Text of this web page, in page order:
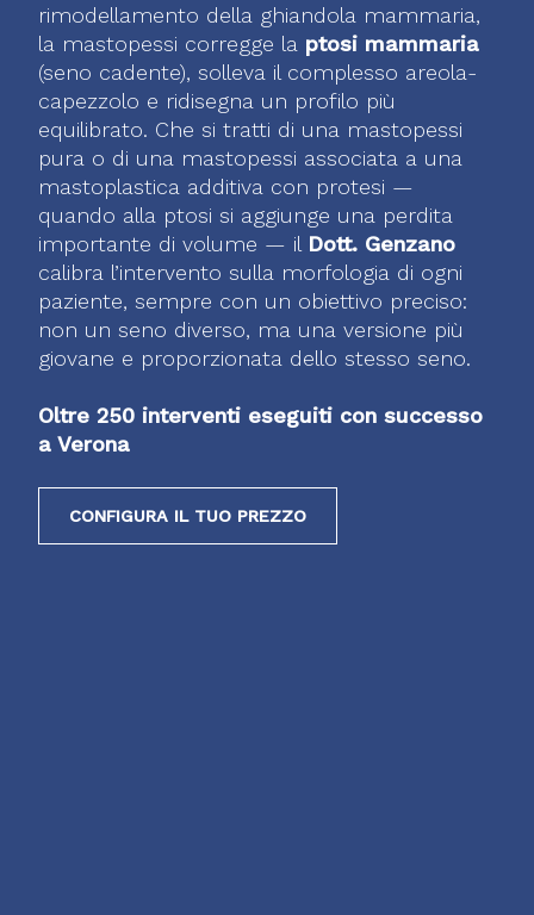
rimodellamento della ghiandola mammaria,
la mastopessi corregge la ptosi mammaria
(seno cadente), solleva il complesso areola-
capezzolo e ridisegna un profilo più
equilibrato. Che si tratti di una mastopessi
pura o di una mastopessi associata a una
mastoplastica additiva con protesi —
quando alla ptosi si aggiunge una perdita
importante di volume — il Dott. Genzano
calibra l’intervento sulla morfologia di ogni
paziente, sempre con un obiettivo preciso:
non un seno diverso, ma una versione più
giovane e proporzionata dello stesso seno.
Oltre 250 interventi eseguiti con successo
a Verona
CONFIGURA IL TUO PREZZO